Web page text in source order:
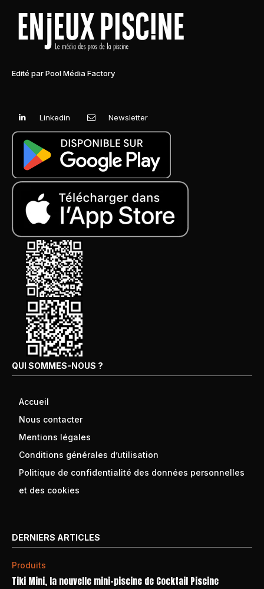
Edité par Pool Média Factory
Linkedin Newsletter
QUI SOMMES-NOUS ?
Accueil
Nous contacter
Mentions légales
Conditions générales d’utilisation
Politique de confidentialité des données personnelles
et des cookies
DERNIERS ARTICLES
Produits
Tiki Mini, la nouvelle mini-piscine de Cocktail Piscine